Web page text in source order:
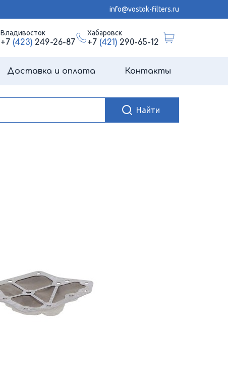
info@vostok-filters.ru
Владивосток
+7 (423)249-26-87
Хабаровск
+7 (421)290-65-12
Доставка и оплата Контакты